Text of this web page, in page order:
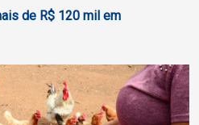
de R$ 120 mil em